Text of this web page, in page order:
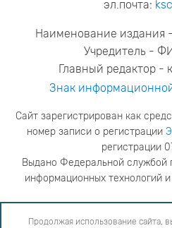
эл.почта:
Наименование
Учредитель -
Главный редактор -
Знак
Сайт зарегистрирован как
номер записи о регистрации
регистрации
Выдано Федеральной службой
информационных технологий
адрес редакции
телефон редакции
Продолжая использование сайта,